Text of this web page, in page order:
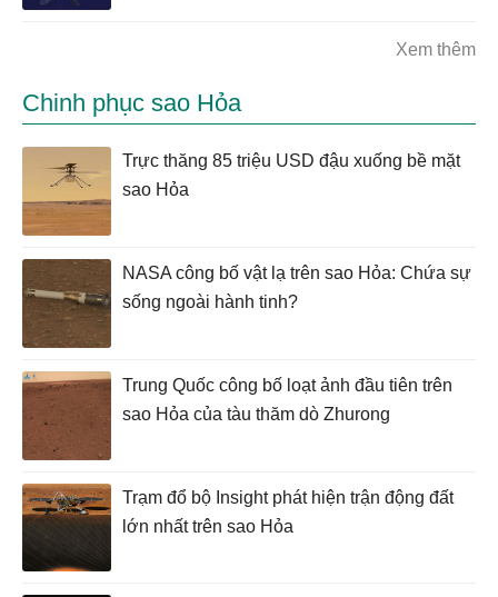
Xem thêm
Chinh phục sao Hỏa
Trực thăng 85 triệu USD đậu xuống bề mặt
sao Hỏa
NASA công bố vật lạ trên sao Hỏa: Chứa sự
sống ngoài hành tinh?
Trung Quốc công bố loạt ảnh đầu tiên trên
sao Hỏa của tàu thăm dò Zhurong
Trạm đổ bộ Insight phát hiện trận động đất
lớn nhất trên sao Hỏa